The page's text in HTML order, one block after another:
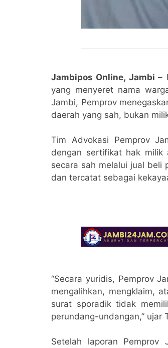
Jambipos Online, Jambi –
yang menyeret nama
Jambi, Pemprov
daerah yang sah, bukan
Tim Advokasi Pemprov
dengan sertifikat hak milik
secara sah melalui jual beli
dan tercatat sebagai
“Secara yuridis, Pemprov
mengalihkan, mengklaim,
surat sporadik tidak
perundang-undangan,” ujar
Setelah laporan Pemprov